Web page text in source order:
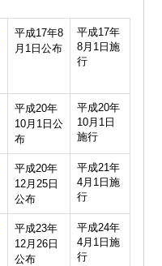
平成17年8
月1日公布
平成17年
8月1日施
行
平成20年
10月1日公
布
平成20年
10月1日
施行
平成20年
12月25日
公布
平成21年
4月1日施
行
平成23年
12月26日
公布
平成24年
4月1日施
行